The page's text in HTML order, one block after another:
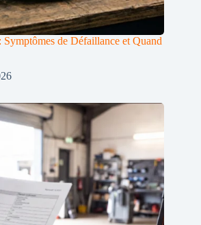
de Défaillance et Quand